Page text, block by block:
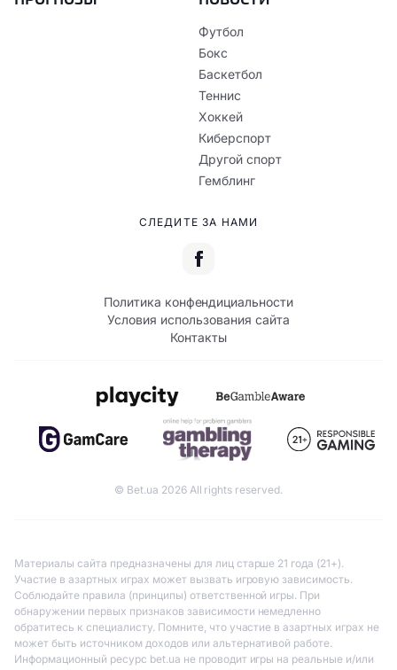
Футбол
Бокс
Баскетбол
Теннис
Хоккей
Киберспорт
Другой спорт
Гемблинг
СЛЕДИТЕ ЗА НАМИ
Политика конфендициальности
Условия использования сайта
Контакты
© Bet.ua 2026 All rights reserved.
Материалы сайта предназначены для лиц старше 21 года (21+).
Участие в азартных играх может вызвать игровую зависимость.
Соблюдайте правила (принципы) ответственной игры. При
обнаружении первых признаков зависимости немедленно
обратитесь к специалисту. Помните, что участие в азартных играх не
может быть источником доходов или альтернативой работе.
Информационный ресурс bet.ua не проводит игры на реальные и/или